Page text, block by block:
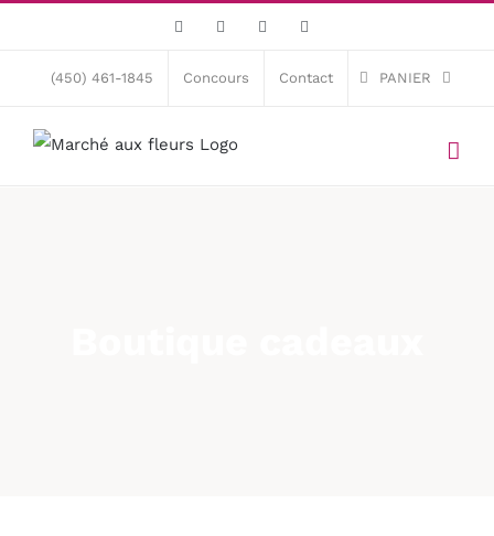
content
Facebook Instagram
(450) 461-1845 Concours Contact PANIER